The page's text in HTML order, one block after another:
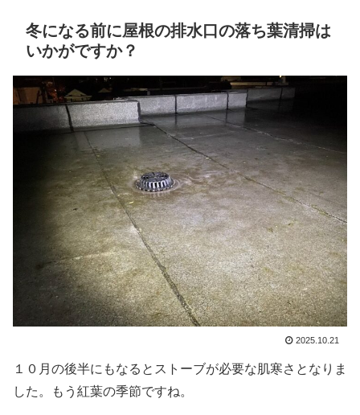
冬になる前に屋根の排水口の落ち葉清掃は
いかがですか？
2025.10.21
１０月の後半にもなるとストーブが必要な肌寒さとなりま
した。もう紅葉の季節ですね。